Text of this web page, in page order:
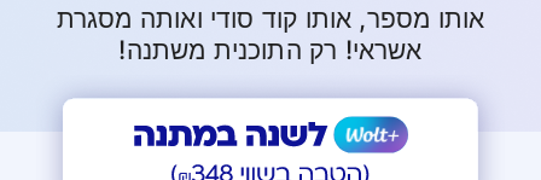
אותו מספר, אותו קוד סודי ואותה מסגרת
אשראי! רק התוכנית משתנה!